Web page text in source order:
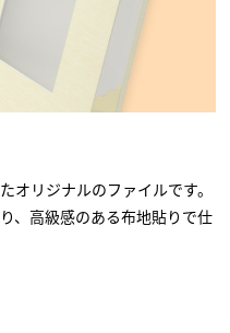
オリジナルのファイルです。
、高級感のある布地貼りで仕